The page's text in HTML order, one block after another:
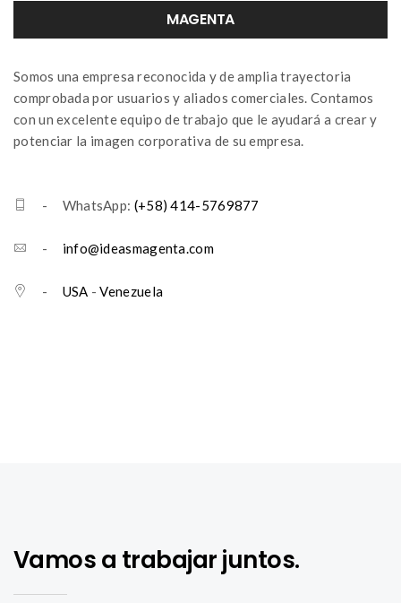
MAGENTA
Somos una empresa reconocida y de amplia trayectoria
comprobada por usuarios y aliados comerciales. Contamos
con un excelente equipo de trabajo que le ayudará a crear y
potenciar la imagen corporativa de su empresa.
- WhatsApp: (+58) 414-5769877
- info@ideasmagenta.com
- USA -Venezuela
Vamos a trabajar juntos.